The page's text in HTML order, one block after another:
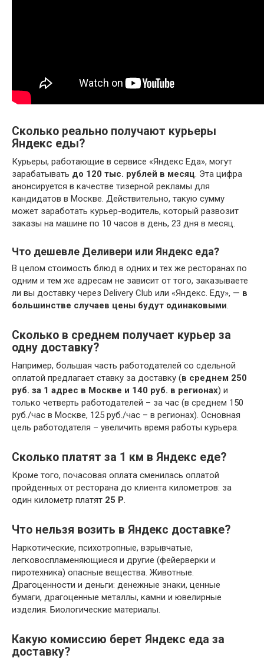
Сколько реально получают курьеры
Яндекс еды?
Курьеры, работающие в сервисе «Яндекс Еда», могут
зарабатывать до 120 тыс. рублей в месяц. Эта цифра
анонсируется в качестве тизерной рекламы для
кандидатов в Москве. Действительно, такую сумму
может заработать курьер-водитель, который развозит
заказы на машине по 10 часов в день, 23 дня в месяц.
Что дешевле Деливери или Яндекс еда?
В целом стоимость блюд в одних и тех же ресторанах по
одним и тем же адресам не зависит от того, заказываете
ли вы доставку через Delivery Club или «Яндекс. Еду», — в
большинстве случаев цены будут одинаковыми.
Сколько в среднем получает курьер за
одну доставку?
Например, большая часть работодателей со сдельной
оплатой предлагает ставку за доставку (в среднем 250
руб. за 1 адрес в Москве и 140 руб. в регионах) и
только четверть работодателей – за час (в среднем 150
руб./час в Москве, 125 руб./час – в регионах). Основная
цель работодателя – увеличить время работы курьера.
Сколько платят за 1 км в Яндекс еде?
Кроме того, почасовая оплата сменилась оплатой
пройденных от ресторана до клиента километров: за
один километр платят 25 Р.
Что нельзя возить в Яндекс доставке?
Наркотические, психотропные, взрывчатые,
легковоспламеняющиеся и другие (фейерверки и
пиротехника) опасные вещества. Животные.
Драгоценности и деньги: денежные знаки, ценные
бумаги, драгоценные металлы, камни и ювелирные
изделия. Биологические материалы.
Какую комиссию берет Яндекс еда за
доставку?